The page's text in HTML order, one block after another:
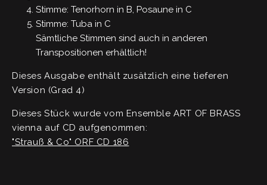
Stimme: Tenorhorn in B, Posaune in C
Stimme: Tuba in C
Sämtliche Stimmen sind auch in anderen
Transpositionen erhältlich!
Dieses Ausgabe enthält zusätzlich eine tieferen
Version (Grad 4)
Dieses Stück wurde vom Ensemble ART OF BRASS
vienna auf CD aufgenommen:
"Strauß & Co" ORF CD 186